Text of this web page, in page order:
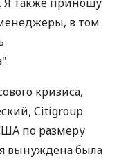
в том
кризиса,
Citigroup
по размеру
вынуждена была